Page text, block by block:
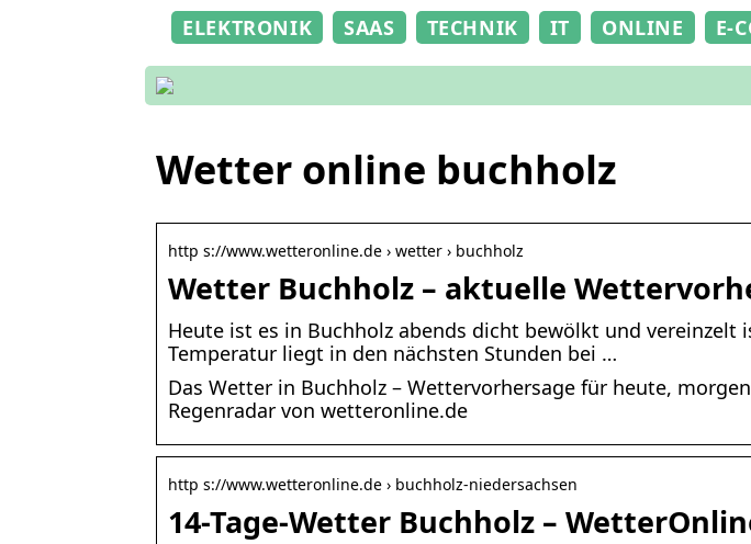
ELEKTRONIK SAAS TECHNIK IT ONLINE E-
Wetter online buchholz
http s://www.wetteronline.de › wetter › buchholz
Wetter Buchholz – aktuelle
Heute ist es in Buchholz abends dicht bewölkt und
Temperatur liegt in den nächsten Stunden bei …
Das Wetter in Buchholz – Wettervorhersage für heute,
Regenradar von wetteronline.de
http s://www.wetteronline.de › buchholz-niedersachsen
14-Tage-Wetter Buchholz –